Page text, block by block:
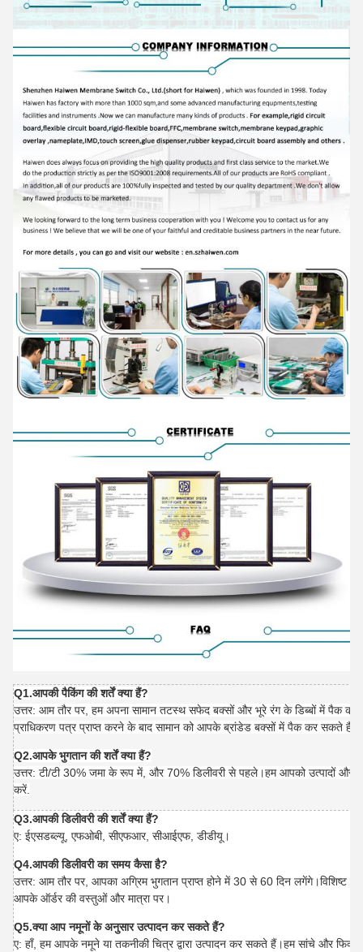
Q1.आपकी पैकिंग की शर्तें क्या हैं?
उत्तर: आम तौर पर, हम अपना सामान तटस्थ सफेद बक्सों और भूरे रंग के डिब्बों में पैक
प्राधिकरण पत्र प्राप्त करने के बाद सामान को आपके ब्रांडेड बक्सों में पैक कर सकते हैं।
Q2.आपके भुगतान की शर्तें क्या हैं?
उत्तर: टी/टी 30% जमा के रूप में, और 70% डिलीवरी से पहले।हम आपको उत्पादों और
करें.
Q3.आपकी डिलीवरी की शर्तें क्या हैं?
ए: ईएसडब्ल्यू, एफओबी, सीएफआर, सीआईएफ, डीडीयू।
Q4.आपकी डिलीवरी का समय कैसा है?
उत्तर: आम तौर पर, आपका अग्रिम भुगतान प्राप्त होने में 30 से 60 दिन लगेंगे।विशिष्ट
आपके ऑर्डर की वस्तुओं और मात्रा पर।
Q5.क्या आप नमूनों के अनुसार उत्पादन कर सकते हैं?
ए: हाँ, हम आपके नमूने या तकनीकी चित्र द्वारा उत्पादन कर सकते हैं।हम सांचे और